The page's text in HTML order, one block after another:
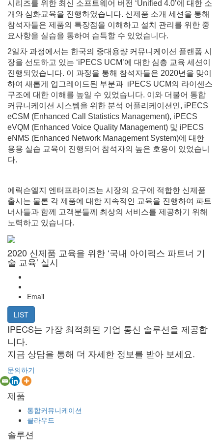
시리즈를 위한 최신 소프트웨어 버전 ‘Unified 4.0’에 대한 소
개와 심화교육을 진행하였습니다. 신제품 소개 세션을 통해
참석자들은 제품의 특장점을 이해하고 설치 관리를 위한 중
요사항을 실습을 통하여 습득할 수 있었습니다.
2일차 과정에서는 한국의 중대용량 커뮤니케이션 플랜폼 시
장을 선도하고 있는 ‘iPECS UCM’에 대한 심층 교육 세션이
진행되었습니다. 이 과정을 통해 참석자들은 2020년을 맞이
하여 새롭게 업그레이드된 부분과 iPECS UCM의 라이센스
구조에 대한 이해를 높일 수 있었습니다. 이와 더불어 통합
커뮤니케이션 시스템을 위한 분석 어플리케이션인, iPECS
eCSM (Enhanced Call Statistics Management), iPECS
eVQM (Enhanced Voice Quality Management) 및 iPECS
eNMS (Enhanced Network Management System)에 대한
용용 실습 교육이 진행되어 참석자의 높은 호응이 있었습니
다.
에릭슨엘지 엔터프라이즈는 시장의 요구에 적합한 신제품
출시는 물론 각 제품에 대한 지속적인 교육을 진행하여 파트
너사들과 함께 고객분들께 최상의 서비스를 제공하기 위해
노력하고 있습니다.
2020 신제품 교육을 위한 ‘국내 아이펙스 파트너 기
술 교육’ 실시
Email
LIST
IPECS는 가장 최적화된 기업 통신 솔루션을 제공합
니다.
지금 상담을 통해 더 자세한 정보를 받아 보세요.
문의하기
제품
통합커뮤니케이션
클라우드
솔루션